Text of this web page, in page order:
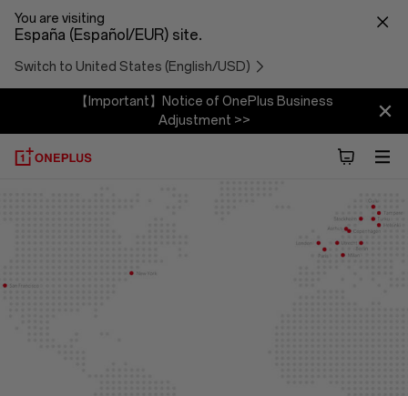
You are visiting
España (Español/EUR) site.
Switch to United States (English/USD)
【Important】Notice of OnePlus Business
Adjustment >>